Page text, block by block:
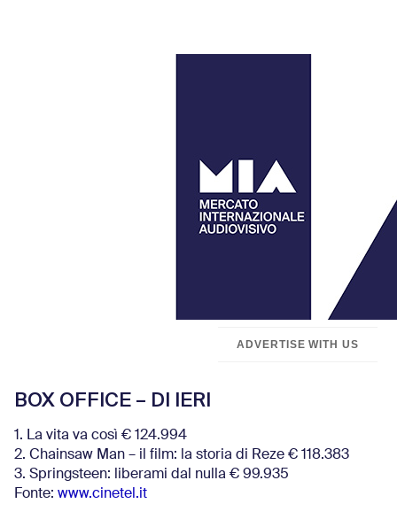
ADVERTISE WITH US
BOX OFFICE – DI IERI
1. La vita va così € 124.994
2. Chainsaw Man – il film: la storia di Reze € 118.383
3. Springsteen: liberami dal nulla € 99.935
Fonte: www.cinetel.it